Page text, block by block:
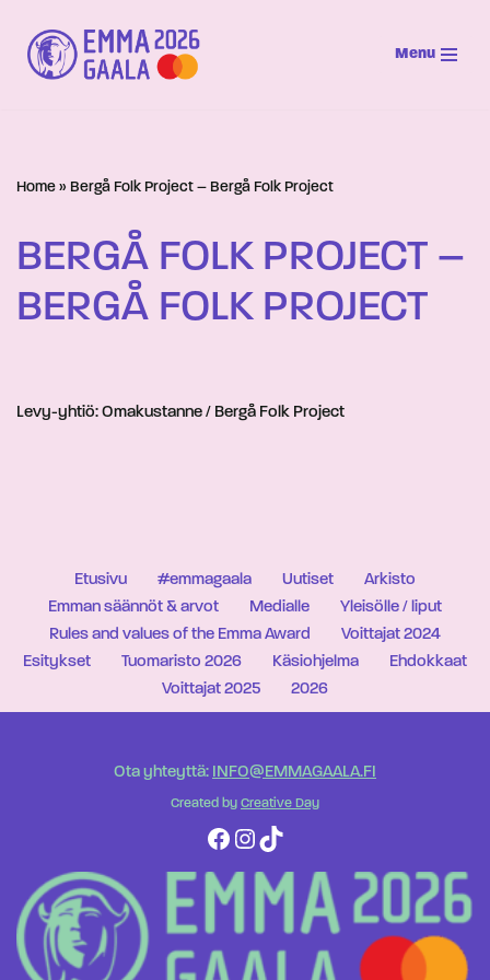
Siirry
suoraan
Menu
Home » Bergå Folk Project – Bergå Folk Project
BERGÅ FOLK PROJECT –
BERGÅ FOLK PROJECT
Levy-yhtiö: Omakustanne / Bergå Folk Project
Etusivu #emmagaala Uutiset
Arkisto
Emman säännöt & arvot
Medialle
Yleisölle / liput
Rules and values of the Emma Award
Voittajat 2024
Esitykset
Tuomaristo 2026 Käsiohjelma
Ehdokkaat
Voittajat 2025
2026
Ota yhteyttä: INFO@EMMAGAALA.FI
Created by Creative Day